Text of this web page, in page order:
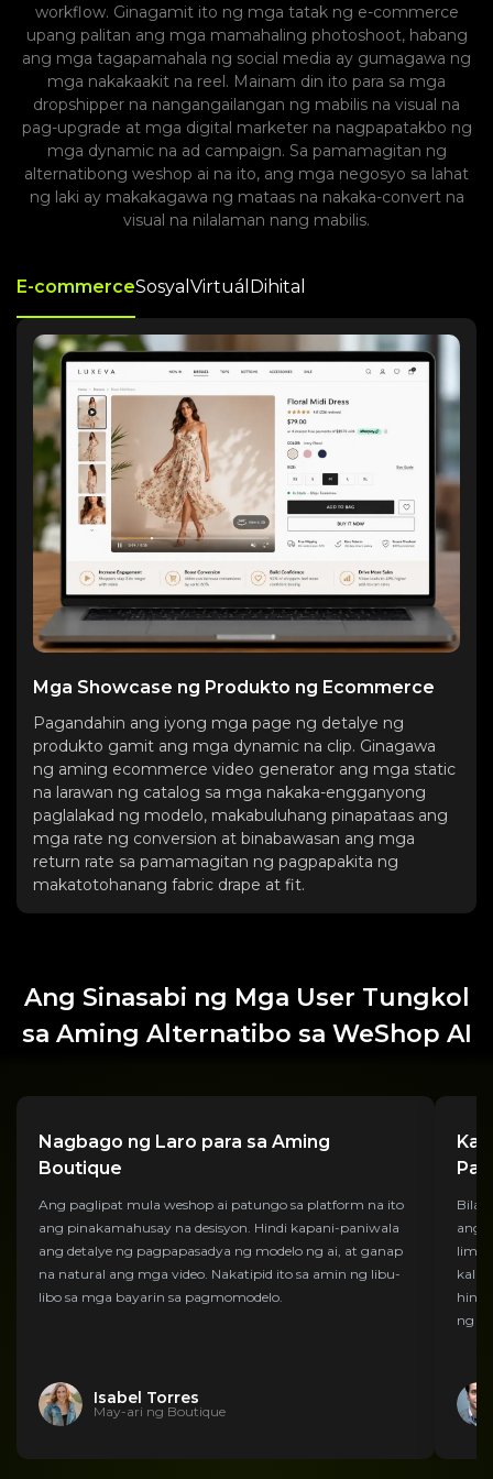
workflow. Ginagamit ito ng mga tatak ng e-commerce
upang palitan ang mga mamahaling photoshoot, habang
ang mga tagapamahala ng social media ay gumagawa ng
mga nakakaakit na reel. Mainam din ito para sa mga
dropshipper na nangangailangan ng mabilis na visual na
pag-upgrade at mga digital marketer na nagpapatakbo ng
mga dynamic na ad campaign. Sa pamamagitan ng
alternatibong weshop ai na ito, ang mga negosyo sa lahat
ng laki ay makakagawa ng mataas na nakaka-convert na
visual na nilalaman nang mabilis.
E-commerceSosyal Virtuál Dihital
Mga Showcase ng Produkto ng Ecommerce
Pagandahin ang iyong mga page ng detalye ng
produkto gamit ang mga dynamic na clip. Ginagawa
ng aming ecommerce video generator ang mga static
na larawan ng catalog sa mga nakaka-engganyong
paglalakad ng modelo, makabuluhang pinapataas ang
mga rate ng conversion at binabawasan ang mga
return rate sa pamamagitan ng pagpapakita ng
makatotohanang fabric drape at fit.
Ang Sinasabi ng Mga User Tungkol
sa Aming Alternatibo sa WeShop AI
Nagbago ng Laro para sa Aming
Boutique
Ang paglipat mula weshop ai patungo sa platform na ito
ang pinakamahusay na desisyon. Hindi kapani-paniwala
ang detalye ng pagpapasadya ng modelo ng ai, at ganap
na natural ang mga video. Nakatipid ito sa amin ng libu-
libo sa mga bayarin sa pagmomodelo.
Isabel Torres
May-ari ng Boutique
ang
hindi
ng